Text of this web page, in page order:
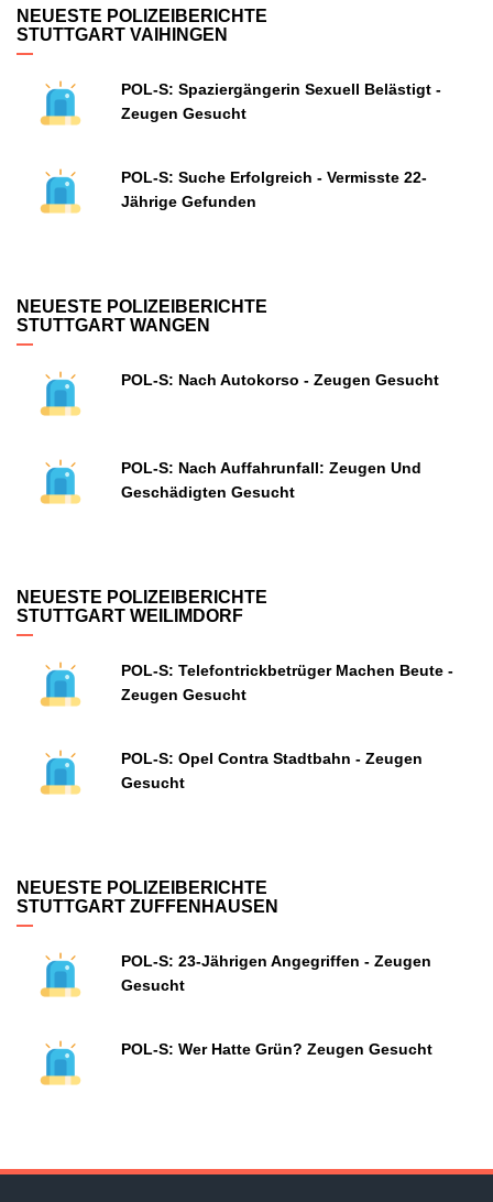
NEUESTE POLIZEIBERICHTE
STUTTGART VAIHINGEN
POL-S: Spaziergängerin Sexuell Belästigt -
Zeugen Gesucht
POL-S: Suche Erfolgreich - Vermisste 22-
Jährige Gefunden
NEUESTE POLIZEIBERICHTE
STUTTGART WANGEN
POL-S: Nach Autokorso - Zeugen Gesucht
POL-S: Nach Auffahrunfall: Zeugen Und
Geschädigten Gesucht
NEUESTE POLIZEIBERICHTE
STUTTGART WEILIMDORF
POL-S: Telefontrickbetrüger Machen Beute -
Zeugen Gesucht
POL-S: Opel Contra Stadtbahn - Zeugen
Gesucht
NEUESTE POLIZEIBERICHTE
STUTTGART ZUFFENHAUSEN
POL-S: 23-Jährigen Angegriffen - Zeugen
Gesucht
POL-S: Wer Hatte Grün? Zeugen Gesucht